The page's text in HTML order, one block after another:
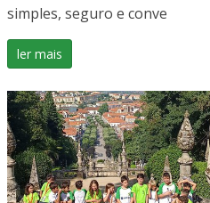
simples, seguro e conve
ler mais